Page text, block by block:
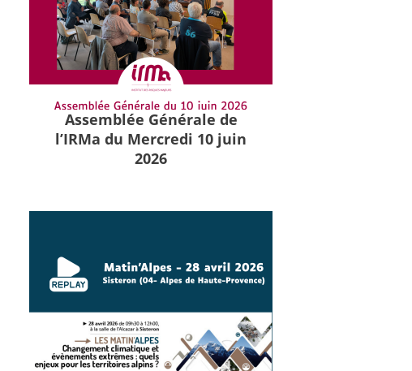
Assemblée Générale de
l’IRMa du Mercredi 10 juin
2026